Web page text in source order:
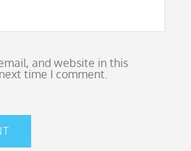
and website in this
time I comment.